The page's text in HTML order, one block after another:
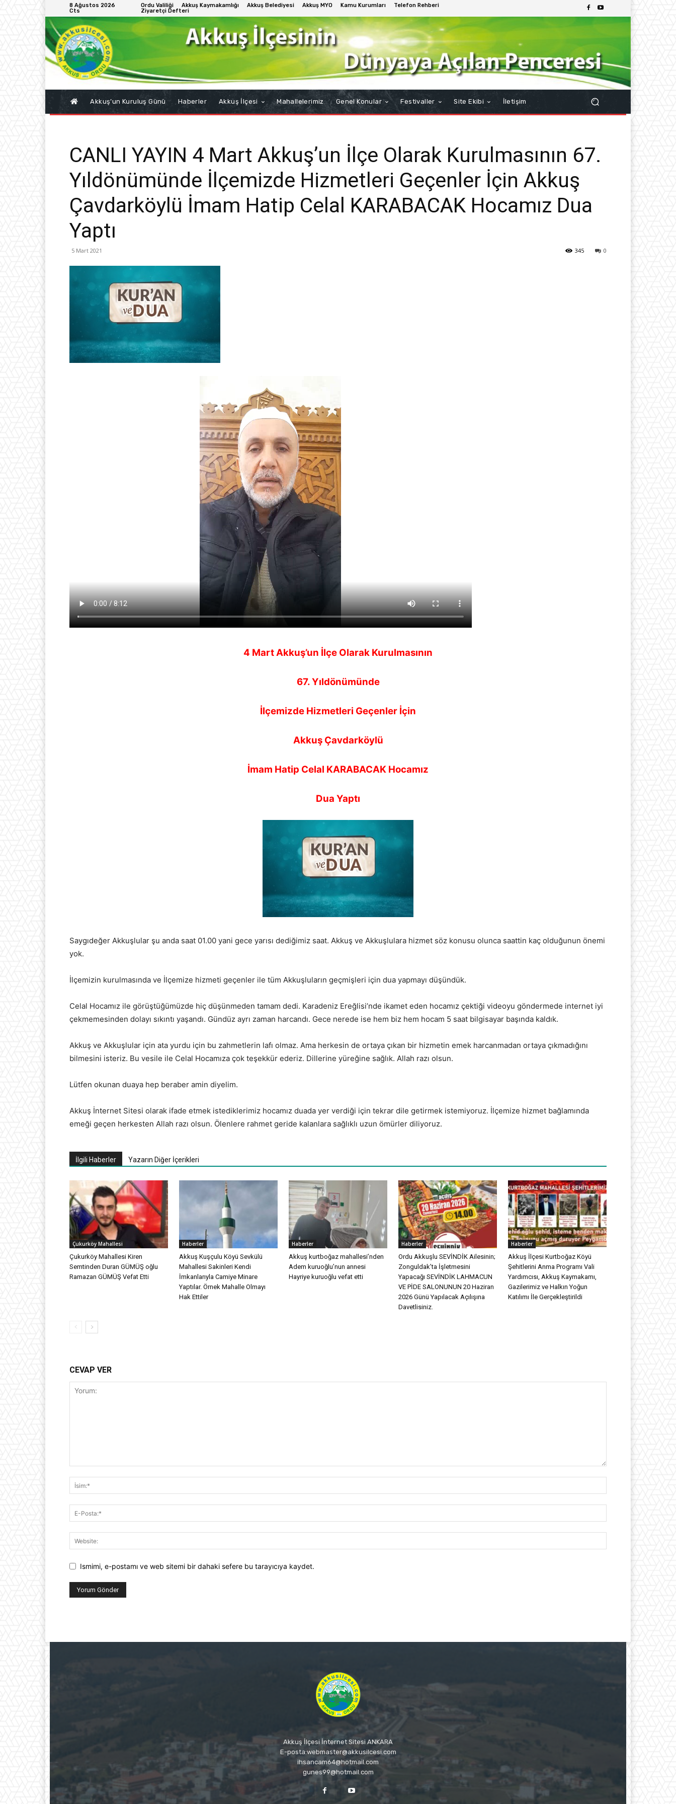
8 Ağustos 2026
Cts
Ordu Valiliği Akkuş Kaymakamlığı Akkuş Belediyesi Akkuş MYO Kamu Kurumları
Telefon Rehberi
Ziyaretçi Defteri
Akkuş’un Kuruluş Günü Haberler Akkuş İlçesi Mahallelerimiz Genel Konular Festivaller Site Ekibi İletişim
CANLI YAYIN 4 Mart Akkuş’un İlçe Olarak Kurulmasının 67.
Yıldönümünde İlçemizde Hizmetleri Geçenler İçin Akkuş
Çavdarköylü İmam Hatip Celal KARABACAK Hocamız Dua
Yaptı
5 Mart 2021 0
345
4 Mart Akkuş’un İlçe Olarak Kurulmasının
67. Yıldönümünde
İlçemizde Hizmetleri Geçenler İçin
Akkuş Çavdarköylü
İmam Hatip Celal KARABACAK Hocamız
Dua Yaptı
Saygıdeğer Akkuşlular şu anda saat 01.00 yani gece yarısı dediğimiz saat. Akkuş ve Akkuşlulara hizmet söz konusu olunca saattin kaç olduğunun önemi
yok.
İlçemizin kurulmasında ve İlçemize hizmeti geçenler ile tüm Akkuşluların geçmişleri için dua yapmayı düşündük.
Celal Hocamız ile görüştüğümüzde hiç düşünmeden tamam dedi. Karadeniz Ereğlisi’nde ikamet eden hocamız çektiği videoyu göndermede internet iyi
çekmemesinden dolayı sıkıntı yaşandı. Gündüz ayrı zaman harcandı. Gece nerede ise hem biz hem hocam 5 saat bilgisayar başında kaldık.
Akkuş ve Akkuşlular için ata yurdu için bu zahmetlerin lafı olmaz. Ama herkesin de ortaya çıkan bir hizmetin emek harcanmadan ortaya çıkmadığını
bilmesini isteriz. Bu vesile ile Celal Hocamıza çok teşekkür ederiz. Dillerine yüreğine sağlık. Allah razı olsun.
Lütfen okunan duaya hep beraber amin diyelim.
Akkuş İnternet Sitesi olarak ifade etmek istediklerimiz hocamız duada yer verdiği için tekrar dile getirmek istemiyoruz. İlçemize hizmet bağlamında
emeği geçen herkesten Allah razı olsun. Ölenlere rahmet geride kalanlara sağlıklı uzun ömürler diliyoruz.
İlgili Haberler Yazarın Diğer İçerikleri
Çukurköy Mahallesi
Çukurköy Mahallesi Kiren
Semtinden Duran GÜMÜŞ oğlu
Ramazan GÜMÜŞ Vefat Etti
Haberler
Akkuş Kuşçulu Köyü Sevkülü
Mahallesi Sakinleri Kendi
İmkanlarıyla Camiye Minare
Yaptılar. Örnek Mahalle Olmayı
Hak Ettiler
Haberler
Akkuş kurtboğaz mahallesi’nden
Adem kuruoğlu’nun annesi
Hayriye kuruoğlu vefat etti
Haberler
Ordu Akkuşlu SEVİNDİK Ailesinin;
Zonguldak’ta İşletmesini
Yapacağı SEVİNDİK LAHMACUN
VE PİDE SALONUNUN 20 Haziran
2026 Günü Yapılacak Açılışına
Davetlisiniz.
Haberler
Akkuş İlçesi Kurtboğaz Köyü
Şehitlerini Anma Programı Vali
Yardımcısı, Akkuş Kaymakamı,
Gazilerimiz ve Halkın Yoğun
Katılımı İle Gerçekleştirildi
CEVAP VER
Ismimi, e-postamı ve web sitemi bir dahaki sefere bu tarayıcıya kaydet.
Akkuş İlçesi İnternet Sitesi ANKARA
E-posta:webmaster@akkusilcesi.com
ihsancam64@hotmail.com
gunes99@hotmail.com